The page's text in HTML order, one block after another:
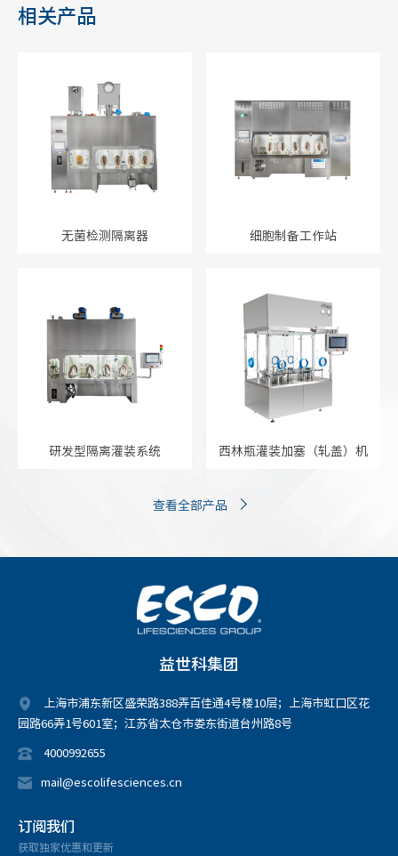
相关产品
无菌检测隔离器 细胞制备工作站
研发型隔离灌装系统 西林瓶灌装加塞（轧盖）机
查看全部产品
益世科集团
上海市浦东新区盛荣路388弄百佳通4号楼10层；上海市虹口区花
园路66弄1号601室；江苏省太仓市娄东街道台州路8号
4000992655
mail@escolifesciences.cn
订阅我们
获取独家优惠和更新